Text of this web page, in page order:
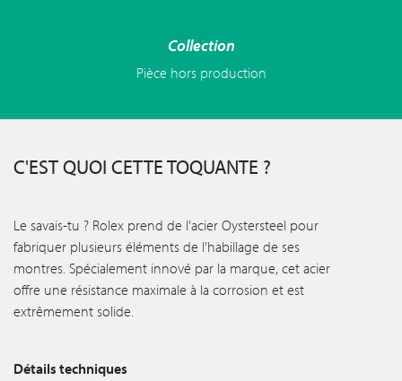
Collection
Pièce hors production
C'EST QUOI CETTE TOQUANTE ?
Le savais-tu ? Rolex prend de l’acier Oystersteel pour
fabriquer plusieurs éléments de l’habillage de ses
montres. Spécialement innové par la marque, cet acier
offre une résistance maximale à la corrosion et est
extrêmement solide.
Détails techniques